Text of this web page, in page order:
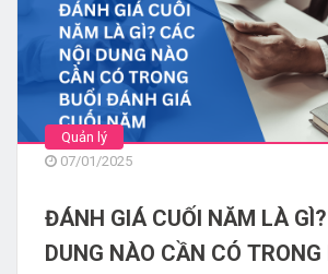
Quản lý
07/01/2025
ĐÁNH GIÁ CUỐI NĂM LÀ
DUNG NÀO CẦN CÓ